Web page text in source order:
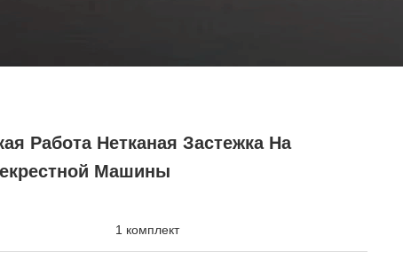
Работа Нетканая Застежка На
Машины
1 комплект